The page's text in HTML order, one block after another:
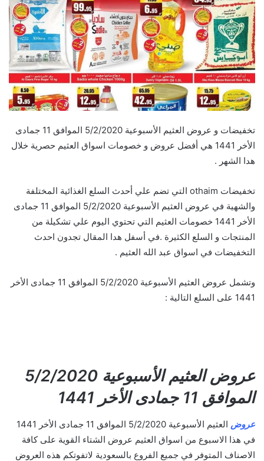
تخفيضات و عروض العثيم الأسبوعية 5/2/2020 الموافق 11 جمادى
الأخر 1441 هي أفضل عروض و خصومات اسواق العثيم حصرية خلال
هدا الشهر .
تخفيضات othaim التي تضم علي أحدث السلع الغذائية المختلفة
والشهية في عروض العثيم الأسبوعية 5/2/2020 الموافق 11 جمادى
الأخر 1441 خصومات العثيم التي تحتوي اليوم علي تشكيلة من
المنتجات و السلع الكثيرة .في أسفل هدا المقال تجدون احدث
التخفيضات في اسواق عبد الله العثيم .
وتشمل عروض العثيم الأسبوعية 5/2/2020 الموافق 11 جمادى الأخر
1441 على السلع التالية :
عروض العثيم الأسبوعية 5/2/2020
الموافق 11 جمادى الأخر 1441
عروض
العثيم الأسبوعية 5/2/2020 الموافق 11 جمادى الأخر 1441
في هذا الاسبوع من اسواق العثيم عروض الشتاء القوية على كافة
الاصناف المتوفر في جميع الفروع بالسعودية لاتفوتكم هذه العروض